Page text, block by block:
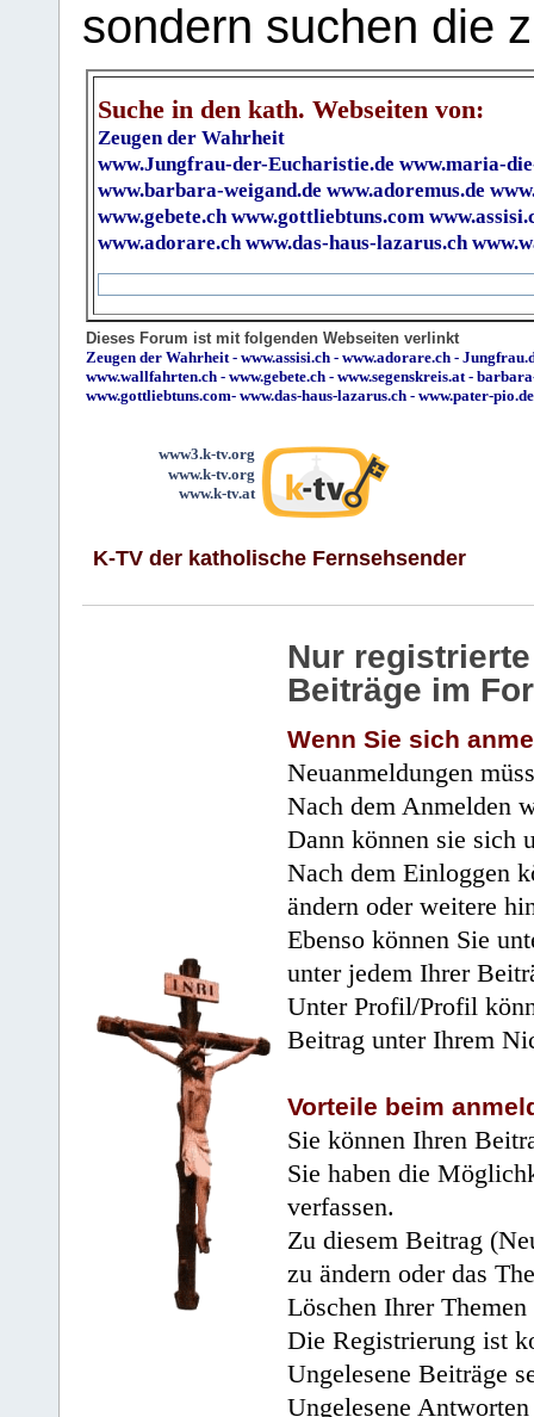
sondern suchen die
Suche in den kath. Webseiten von:
Zeugen der Wahrheit
www.Jungfrau-der-Eucharistie.de www.maria-
www.barbara-weigand.de www.adoremus.de
www.gebete.ch www.gottliebtuns.com
www.adorare.ch www.das-haus-lazarus.ch
Dieses Forum ist mit folgenden Webseiten verlinkt
Zeugen der Wahrheit- www.assisi.ch - www.adorare.ch -
www.wallfahrten.ch - www.gebete.ch - www.segenskreis.at-
www.gottliebtuns.com- www.das-haus-lazarus.ch - www.pater-pio.de
www3.k-tv.org
www.k-tv.org
www.k-tv.at
K-TV der katholische Fernsehsender
Nur
Beiträge im
Wenn Sie sich
Neuanmeldungen
Nach dem Anmelden
Dann können sie sich
Nach dem Einloggen
ändern oder weitere
Ebenso können Sie
unter jedem Ihrer
Unter Profil/Profil
Beitrag unter Ihrem
Vorteile beim
Sie können Ihren
Sie haben die
verfassen.
Zu diesem Beitrag
zu ändern oder das
Löschen Ihrer
Die Registrierung ist
Ungelesene Beiträge
Ungelesene